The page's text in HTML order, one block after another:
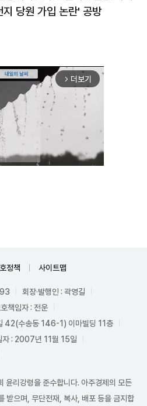
지 당원 가입 논란' 공방
arrow_forward_ios 더보기
정책 사이트맵
회장·발행인 : 곽영길
책임자 : 전운
42(수송동 146-1) 이마빌딩 11층
자 : 2007년 11월 15일
윤리강령을 준수합니다. 아주경제의 모든
받으며, 무단전재, 복사, 배포 등을 금지합